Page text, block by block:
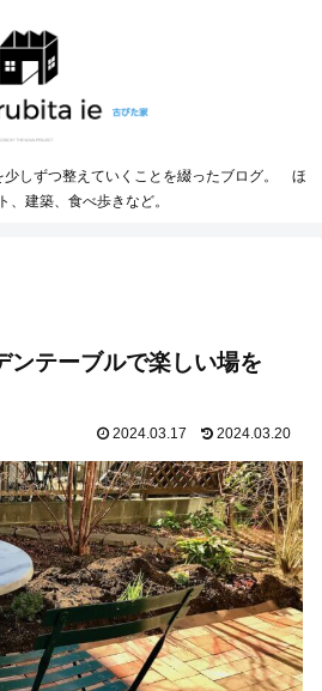
少しずつ整えていくことを綴ったブログ。 ほ
、建築、食べ歩きなど。
ンテーブルで楽しい場を
2024.03.17 2024.03.20